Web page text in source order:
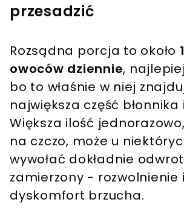
przesadzić
Rozsądna porcja to około
owoców dziennie,
bo to właśnie w niej
największa część
Większa ilość jednorazowo,
na czczo, może u
wywołać dokładnie
zamierzony - rozwolnienie i
dyskomfort brzucha.